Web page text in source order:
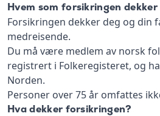
Hvem som forsikringen dekker
Forsikringen dekker deg og din
medreisende.
Du må være medlem av norsk
registrert i Folkeregisteret, og
Norden.
Personer over 75 år omfattes
Hva dekker forsikringen?